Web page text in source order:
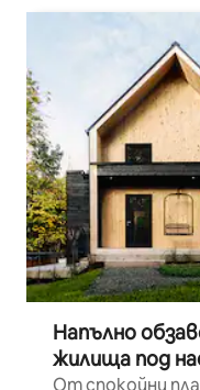
Напълно
жилища под
От спокойни